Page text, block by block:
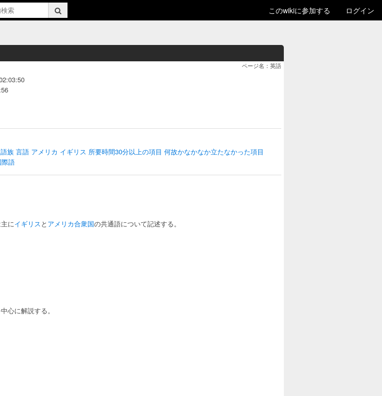
このwikiに参加する ログイン
ページ名：英語
族 言語 アメリカ イギリス 所要時間30分以上の項目 何故かなかなか立たなかった項目
際語
にイギリスと アメリカ合衆国の共通語について記述する。
心に解説する。